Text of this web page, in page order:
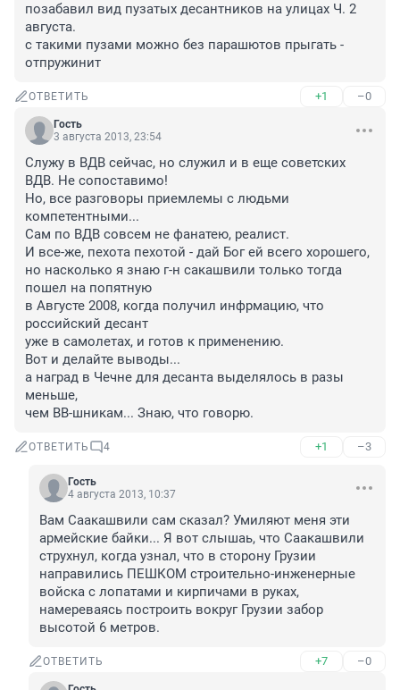
позабавил вид пузатых десантников на улицах Ч. 2
августа.
с такими пузами можно без парашютов прыгать -
отпружинит
ОТВЕТИТЬ +1 –0
Гость
3 августа 2013, 23:54
Служу в ВДВ сейчас, но служил и в еще советских
ВДВ. Не сопоставимо!
Но, все разговоры приемлемы с людьми
компетентными...
Сам по ВДВ совсем не фанатею, реалист.
И все-же, пехота пехотой - дай Бог ей всего хорошего,
но насколько я знаю г-н сакашвили только тогда
пошел на попятную
в Августе 2008, когда получил инфрмацию, что
российский десант
уже в самолетах, и готов к применению.
Вот и делайте выводы...
а наград в Чечне для десанта выделялось в разы
меньше,
чем ВВ-шникам... Знаю, что говорю.
ОТВЕТИТЬ 4 +1 –3
Гость
4 августа 2013, 10:37
Вам Саакашвили сам сказал? Умиляют меня эти
армейские байки... Я вот слышаь, что Саакашвили
струхнул, когда узнал, что в сторону Грузии
направились ПЕШКОМ строительно-инженерные
войска с лопатами и кирпичами в руках,
намереваясь построить вокруг Грузии забор
высотой 6 метров.
ОТВЕТИТЬ +7 –0